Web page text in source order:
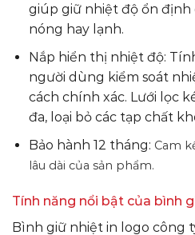
giúp giữ nhiệt độ ổn định
nóng hay lạnh.
Nắp hiển thị nhiệt độ:
người dùng kiểm soát
cách chính xác. Lưới lọc
đa, loại bỏ các tạp chất
Bảo hành 12 tháng: Cam
lâu dài của sản phẩm.
Tính năng nổi bật của bình
Bình giữ nhiệt in logo công